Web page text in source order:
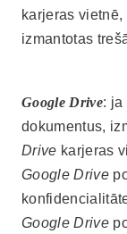
karjeras
izmantotas
Google Drive: ja
dokumentus,
Drive karjeras
Google Drive
Google Drive